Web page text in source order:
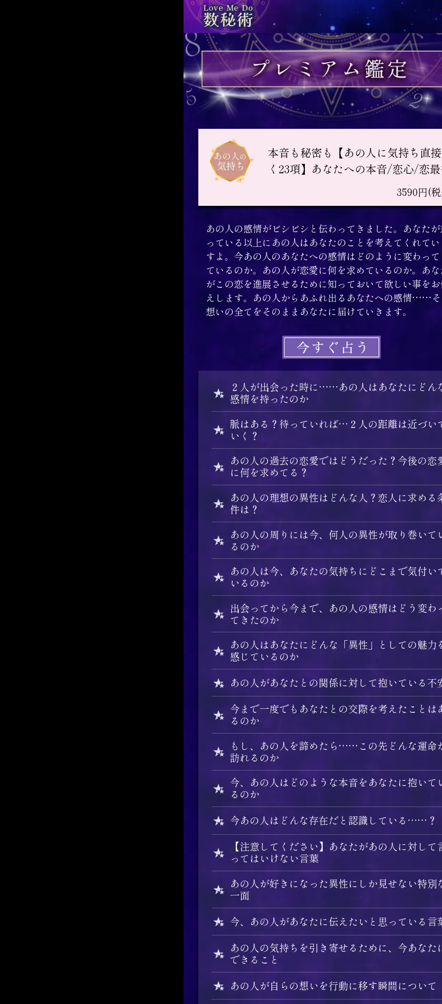
本音も秘密も【あの人に気持ち直
く23項】あなたへの本音/恋心/恋
3590円(
あの人の感情がビシビシと伝わってきました。あなた
っている以上にあの人はあなたのことを考えてくれて
すよ。今あの人のあなたへの感情はどのように変わっ
ているのか。あの人が恋愛に何を求めているのか。あ
がこの恋を進展させるために知っておいて欲しい事を
えします。あの人からあふれ出るあなたへの感情……
想いの全てをそのままあなたに届けていきます。
２人が出会った時に……あの人はあなたにどん
感情を持ったのか
脈はある？待っていれば…２人の距離は近づい
いく？
あの人の過去の恋愛ではどうだった？今後の恋
に何を求めてる？
あの人の理想の異性はどんな人？恋人に求める
件は？
あの人の周りには今、何人の異性が取り巻いて
るのか
あの人は今、あなたの気持ちにどこまで気付い
いるのか
出会ってから今まで、あの人の感情はどう変わ
てきたのか
あの人はあなたにどんな「異性」としての魅力
感じているのか
あの人があなたとの関係に対して抱いている不
今まで一度でもあなたとの交際を考えたことは
るのか
もし、あの人を諦めたら……この先どんな運命
訪れるのか
今、あの人はどのような本音をあなたに抱いて
るのか
今あの人はどんな存在だと認識している……？
【注意してください】あなたがあの人に対して
ってはいけない言葉
あの人が好きになった異性にしか見せない特別
一面
今、あの人があなたに伝えたいと思っている言
あの人の気持ちを引き寄せるために、今あなた
できること
あの人が自らの想いを行動に移す瞬間について